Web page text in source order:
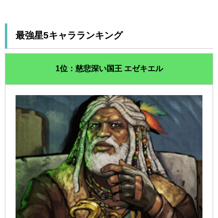
最強星5キャラランキング
1位：慈悲深い国王 エゼキエル